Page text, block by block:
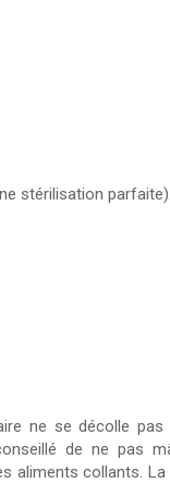
stérilisation parfaite).
ne se décolle pas
de ne pas
aliments collants. La